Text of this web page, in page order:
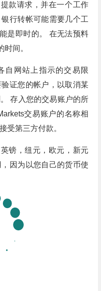
款请求，并在一个工作
行转帐可能需要几个工
是即时的。 在无法预料
时间。
自网站上指示的交易限
证您的帐户，以取消某
存入您的交易账户的所
交易账户的名称相
受第三方付款。
镑，纽元，欧元，新元
因为以您自己的货币使